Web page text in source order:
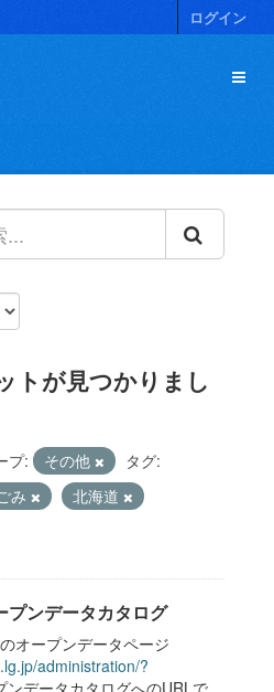
ログイン
トが見つかりまし
プ: その他
タグ:
み
北海道
プンデータカタログ
オープンデータページ
administration/?
ンデータカタログへのURLで